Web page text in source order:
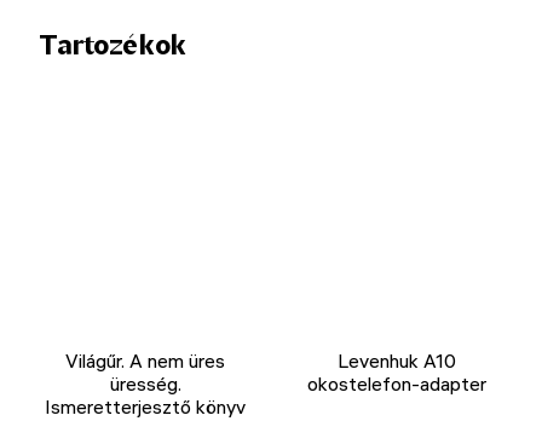
Tartozékok
Világűr. A nem üres
üresség.
Ismeretterjesztő könyv
Levenhuk A10
okostelefon-adapter